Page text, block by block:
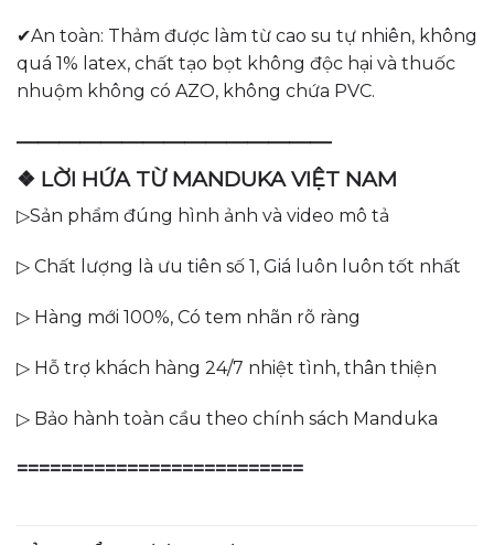
✔An toàn: Thảm được làm từ cao su tự nhiên, không
quá 1% latex, chất tạo bọt không độc hại và thuốc
nhuộm không có AZO, không chứa PVC.
———————————————
❖ LỜI HỨA TỪ MANDUKA VIỆT NAM
▷Sản phẩm đúng hình ảnh và video mô tả
▷ Chất lượng là ưu tiên số 1, Giá luôn luôn tốt nhất
▷ Hàng mới 100%, Có tem nhãn rõ ràng
▷ Hỗ trợ khách hàng 24/7 nhiệt tình, thân thiện
▷ Bảo hành toàn cầu theo chính sách Manduka
==========================